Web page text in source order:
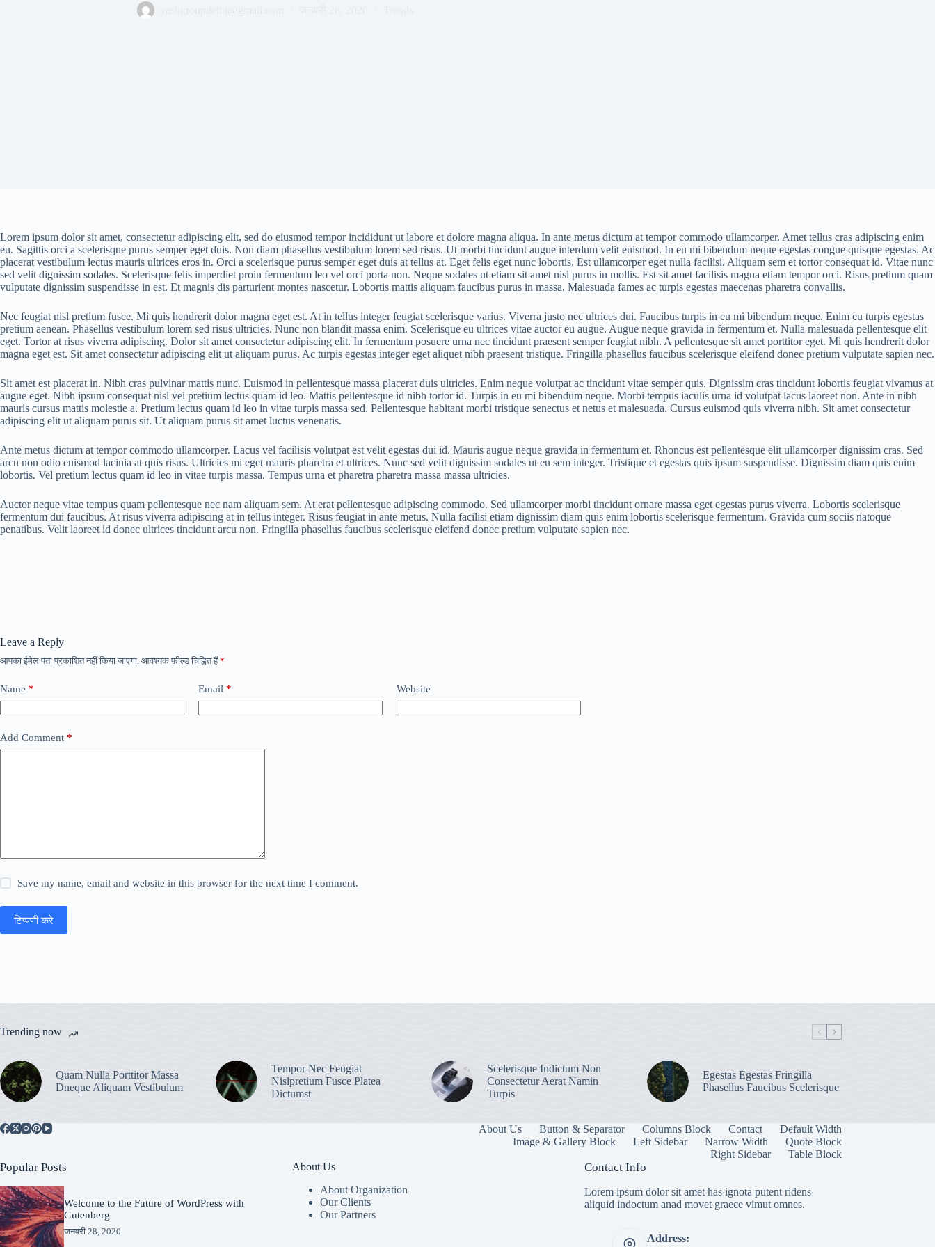
Lorem ipsum dolor sit amet, consectetur adipiscing elit, sed do eiusmod tempor incididunt ut labore et dolore magna aliqua. In ante metus dictum at tempor commodo ullamcorper. Amet tellus cras adipiscing enim
eu. Sagittis orci a scelerisque purus semper eget duis. Non diam phasellus vestibulum lorem sed risus. Ut morbi tincidunt augue interdum velit euismod. In eu mi bibendum neque egestas congue quisque egestas. Ac
placerat vestibulum lectus mauris ultrices eros in. Orci a scelerisque purus semper eget duis at tellus at. Eget felis eget nunc lobortis. Est ullamcorper eget nulla facilisi. Aliquam sem et tortor consequat id. Vitae nunc
sed velit dignissim sodales. Scelerisque felis imperdiet proin fermentum leo vel orci porta non. Neque sodales ut etiam sit amet nisl purus in mollis. Est sit amet facilisis magna etiam tempor orci. Risus pretium quam
vulputate dignissim suspendisse in est. Et magnis dis parturient montes nascetur. Lobortis mattis aliquam faucibus purus in massa. Malesuada fames ac turpis egestas maecenas pharetra convallis.
Nec feugiat nisl pretium fusce. Mi quis hendrerit dolor magna eget est. At in tellus integer feugiat scelerisque varius. Viverra justo nec ultrices dui. Faucibus turpis in eu mi bibendum neque. Enim eu turpis egestas
pretium aenean. Phasellus vestibulum lorem sed risus ultricies. Nunc non blandit massa enim. Scelerisque eu ultrices vitae auctor eu augue. Augue neque gravida in fermentum et. Nulla malesuada pellentesque elit
eget. Tortor at risus viverra adipiscing. Dolor sit amet consectetur adipiscing elit. In fermentum posuere urna nec tincidunt praesent semper feugiat nibh. A pellentesque sit amet porttitor eget. Mi quis hendrerit dolor
magna eget est. Sit amet consectetur adipiscing elit ut aliquam purus. Ac turpis egestas integer eget aliquet nibh praesent tristique. Fringilla phasellus faucibus scelerisque eleifend donec pretium vulputate sapien nec.
Sit amet est placerat in. Nibh cras pulvinar mattis nunc. Euismod in pellentesque massa placerat duis ultricies. Enim neque volutpat ac tincidunt vitae semper quis. Dignissim cras tincidunt lobortis feugiat vivamus at
augue eget. Nibh ipsum consequat nisl vel pretium lectus quam id leo. Mattis pellentesque id nibh tortor id. Turpis in eu mi bibendum neque. Morbi tempus iaculis urna id volutpat lacus laoreet non. Ante in nibh
mauris cursus mattis molestie a. Pretium lectus quam id leo in vitae turpis massa sed. Pellentesque habitant morbi tristique senectus et netus et malesuada. Cursus euismod quis viverra nibh. Sit amet consectetur
adipiscing elit ut aliquam purus sit. Ut aliquam purus sit amet luctus venenatis.
Ante metus dictum at tempor commodo ullamcorper. Lacus vel facilisis volutpat est velit egestas dui id. Mauris augue neque gravida in fermentum et. Rhoncus est pellentesque elit ullamcorper dignissim cras. Sed
arcu non odio euismod lacinia at quis risus. Ultricies mi eget mauris pharetra et ultrices. Nunc sed velit dignissim sodales ut eu sem integer. Tristique et egestas quis ipsum suspendisse. Dignissim diam quis enim
lobortis. Vel pretium lectus quam id leo in vitae turpis massa. Tempus urna et pharetra pharetra massa massa ultricies.
Auctor neque vitae tempus quam pellentesque nec nam aliquam sem. At erat pellentesque adipiscing commodo. Sed ullamcorper morbi tincidunt ornare massa eget egestas purus viverra. Lobortis scelerisque
fermentum dui faucibus. At risus viverra adipiscing at in tellus integer. Risus feugiat in ante metus. Nulla facilisi etiam dignissim diam quis enim lobortis scelerisque fermentum. Gravida cum sociis natoque
penatibus. Velit laoreet id donec ultrices tincidunt arcu non. Fringilla phasellus faucibus scelerisque eleifend donec pretium vulputate sapien nec.
Leave a Reply
आपका ईमेल पता प्रकाशित नहीं किया जाएगा. आवश्यक फ़ील्ड चिह्नित हैं*
Name * Email * Website
Add Comment *
Save my name, email and website in this browser for the next time I comment.
टिप्पणी करे
Trending now
Quam Nulla Porttitor Massa
Dneque Aliquam Vestibulum
Tempor Nec Feugiat
Nislpretium Fusce Platea
Dictumst
Scelerisque Indictum Non
Consectetur Aerat Namin
Turpis
Egestas Egestas Fringilla
Phasellus Faucibus Scelerisque
About Us Button & Separator Columns Block Contact
Default Width
Image & Gallery Block
Left Sidebar Narrow Width
Quote Block
Right Sidebar
Table Block
Popular Posts
Welcome to the Future of WordPress with
Gutenberg
जनवरी 28, 2020
About Us
About Organization
Our Clients
Our Partners
Contact Info
Lorem ipsum dolor sit amet has ignota putent ridens
aliquid indoctum anad movet graece vimut omnes.
Address: